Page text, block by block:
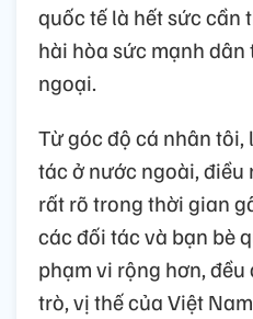
quốc tế là hết sức cần
hài hòa sức mạnh
ngoại.
Từ góc độ cá nhân
tác ở nước ngoài, điều
rất rõ trong thời gian
các đối tác và bạn bè
phạm vi rộng hơn,
trò, vị thế của Việt